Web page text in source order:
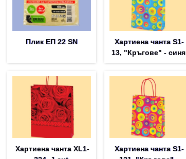
Плик EП 22 SN
Хартиена чанта S1-
13, "Кръгове" - синя
Хартиена чанта XL1-
Хартиена чанта S1-